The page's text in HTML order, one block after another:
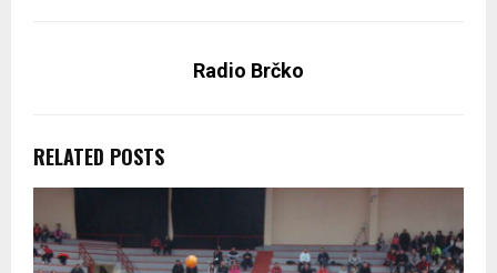
Radio Brčko
RELATED POSTS